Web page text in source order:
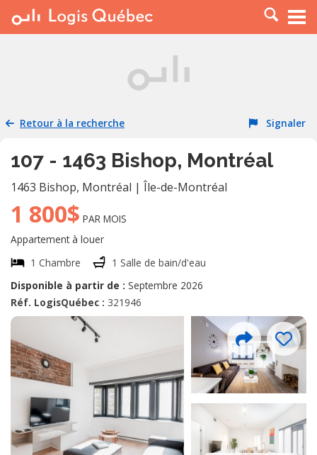
À LOUER
PLACER UNE ANNONCE
RESSOURCES
Retour à la recherche Signaler
107 - 1463 Bishop, Montréal
1463 Bishop, Montréal | Île-de-Montréal
1 800$ PAR MOIS
Appartement à louer
1 Chambre
1 Salle de bain/d'eau
Disponible à partir de : Septembre 2026
Réf. LogisQuébec : 321946